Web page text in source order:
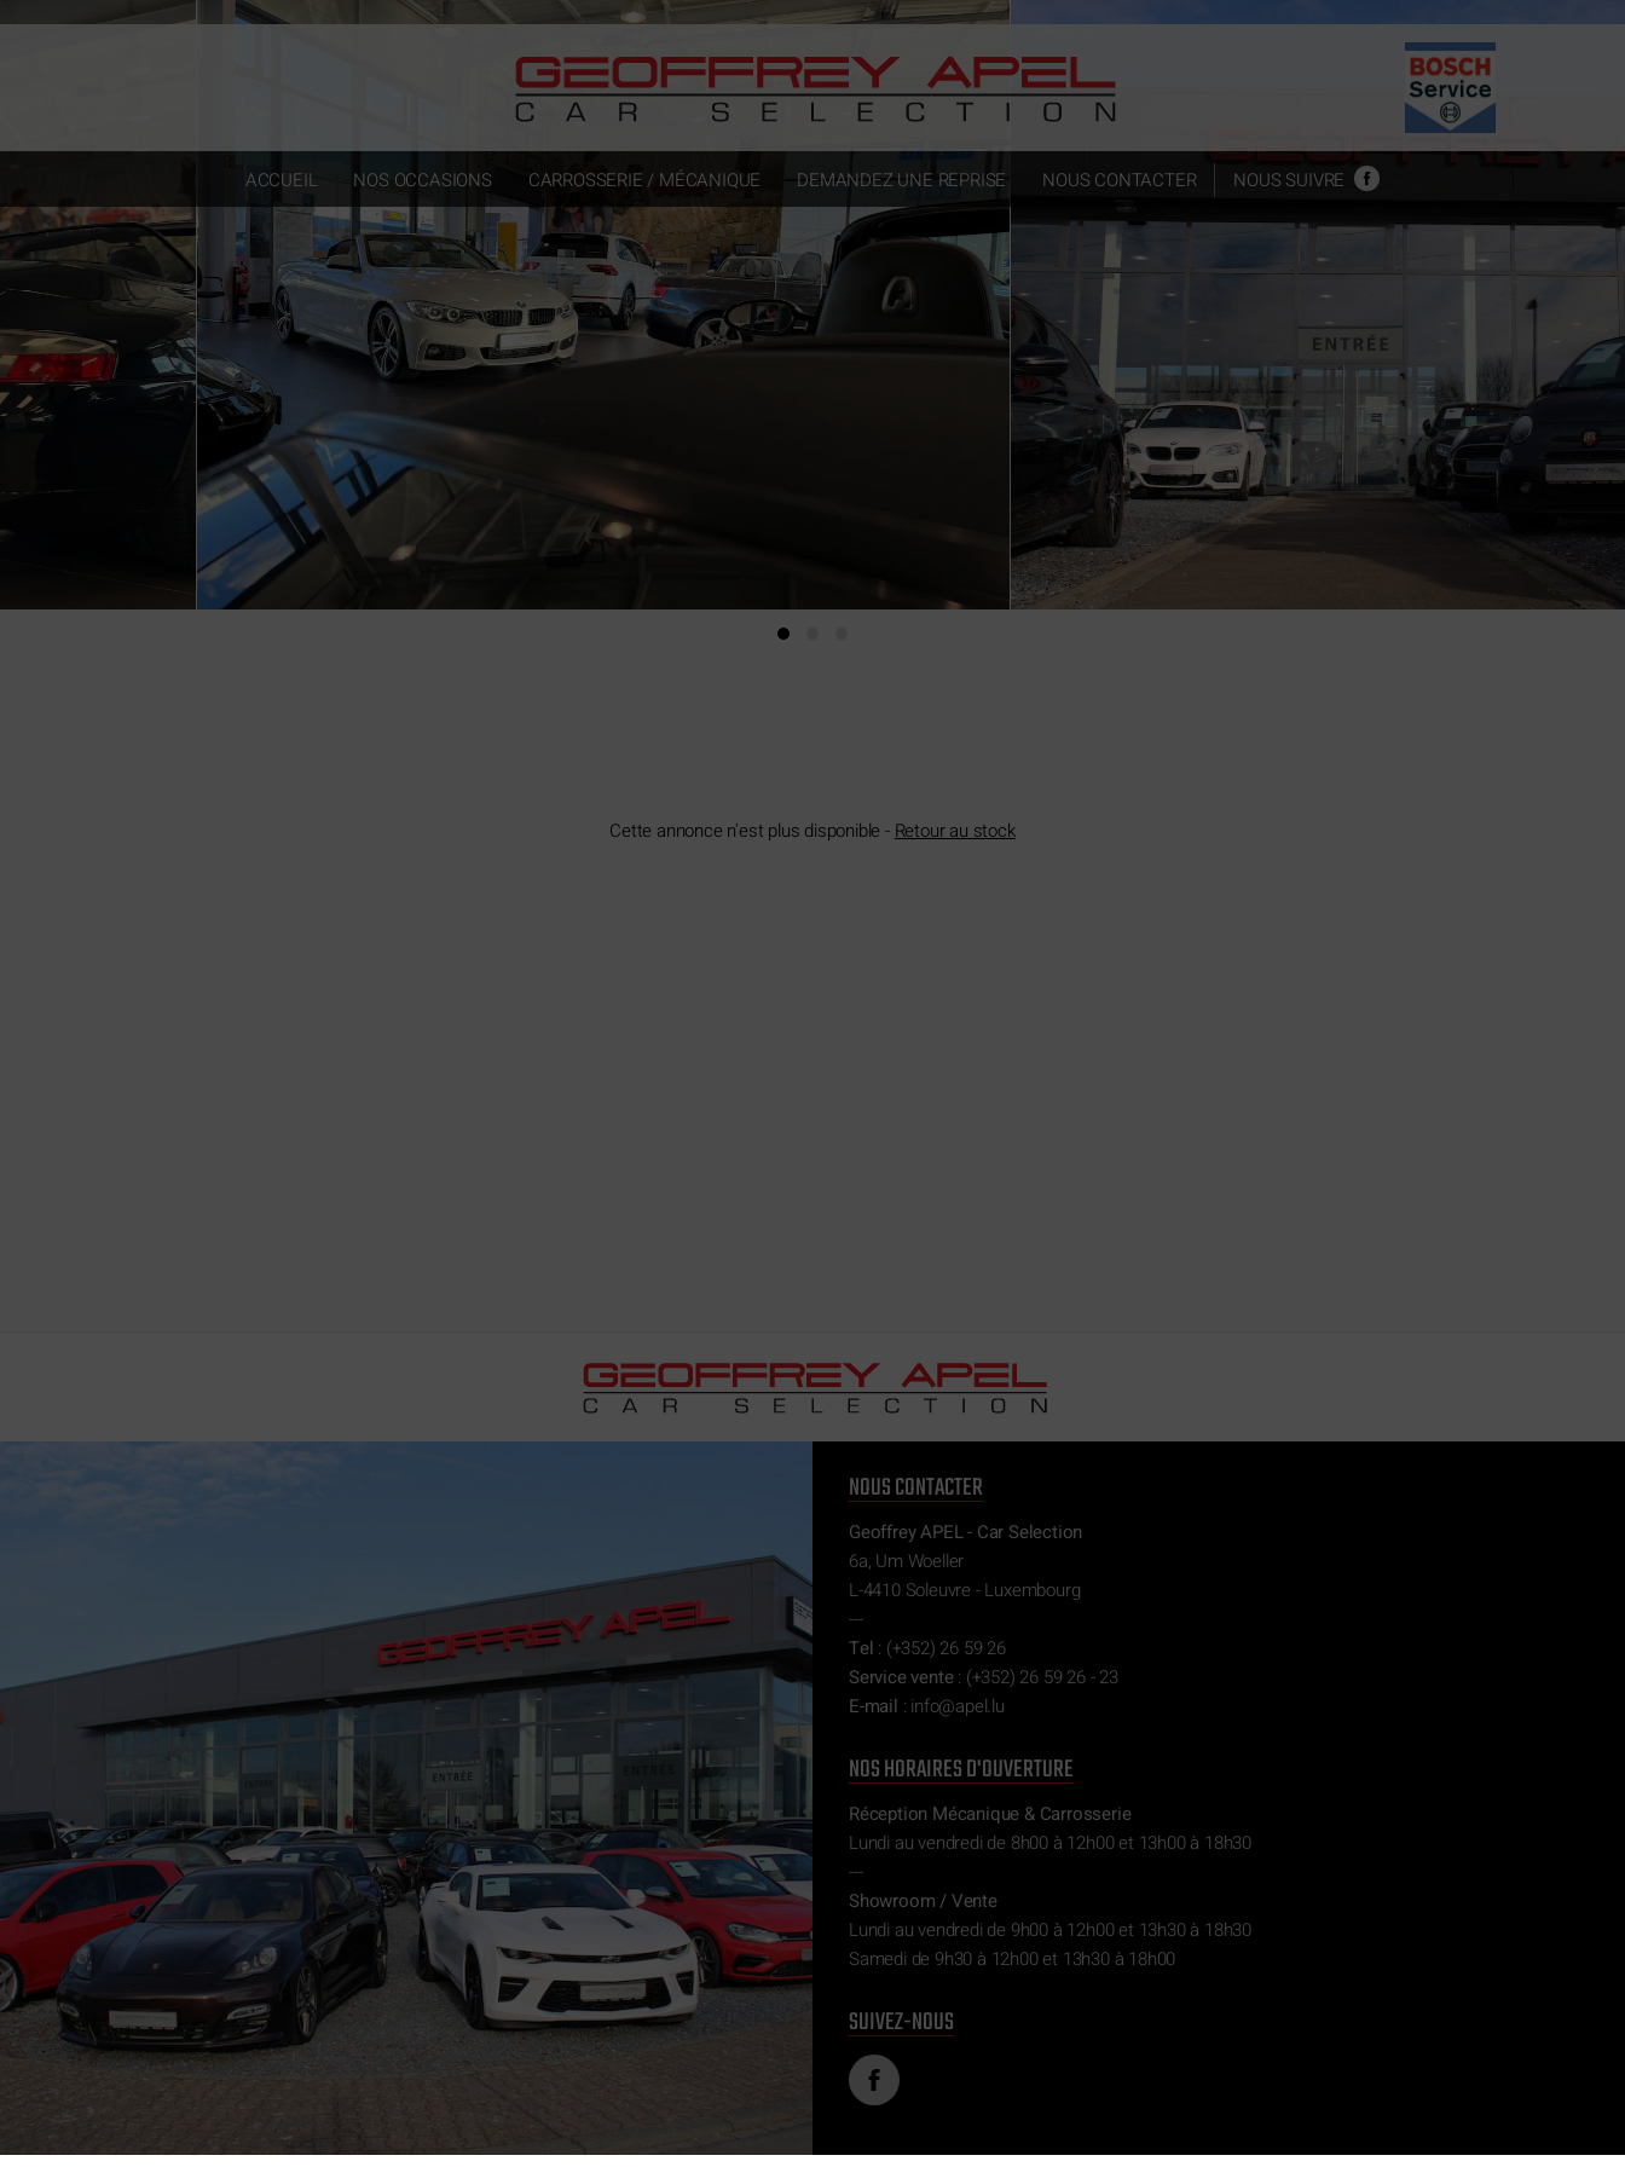
ACCUEIL NOS OCCASIONS CARROSSERIE / MÉCANIQUE DEMANDEZ UNE REPRISE NOUS CONTACTER NOUS SUIVRE
Cette annonce n'est plus disponible - Retour au stock
NOUS CONTACTER
Geoffrey APEL - Car Selection
6a, Um Woeller
L-4410 Soleuvre - Luxembourg
---
Tel : (+352) 26 59 26
Service vente: (+352) 26 59 26 - 23
E-mail : ul.l
epa@of
ni
NOS HORAIRES D'OUVERTURE
Réception Mécanique & Carrosserie
Lundi au vendredi de 8h00 à 12h00 et 13h00 à 18h30
---
Showroom / Vente
Lundi au vendredi de 9h00 à 12h00 et 13h30 à 18h30
Samedi de 9h30 à 12h00 et 13h30 à 18h00
SUIVEZ-NOUS
Paramètres avancés des cookies